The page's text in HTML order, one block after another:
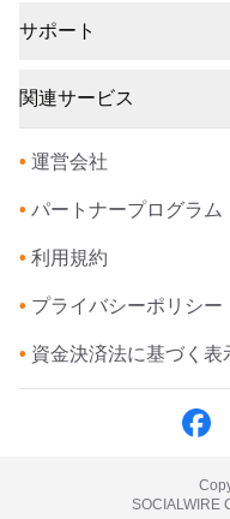
サポート
関連サービス
• 運営会社
• パートナープログラム
• 利用規約
• プライバシーポリシー
• 資金決済法に基づく表
SOCIALWIRE